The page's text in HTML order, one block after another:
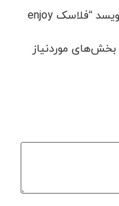
اولین کسی باشید که دیدگاهی می نویسد “فلاسک enjoy
بخش‌های موردنیاز